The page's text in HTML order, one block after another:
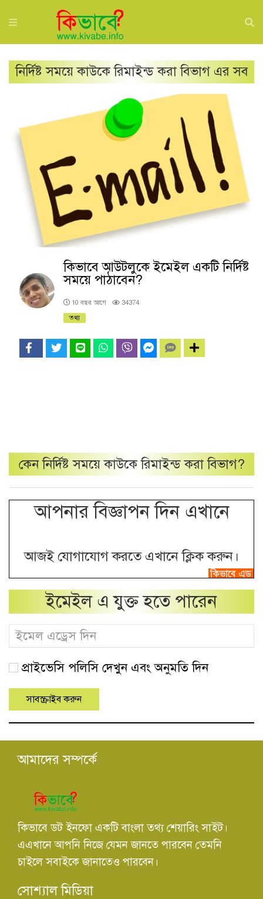
নির্দিষ্ট সময়ে কাউকে রিমাইন্ড করাবিভাগ এর সব
কিভাবে আউটলুকে ইমেইল একটি নির্দিষ্ট
সময়ে পাঠাবেন?
10 বছর আগে
34374
তথ্য
কেননির্দিষ্ট সময়ে কাউকে রিমাইন্ড করাবিভাগ?
আপনার বিজ্ঞাপন দিন এখানে
আজই যোগাযোগ করতে এখানে ক্লিক করুন।
ইমেইল এ যুক্ত হতে পারেন
প্রাইভেসি পলিসি দেখুন এবং অনুমতি দিন
আমাদের সম্পর্কে
কিভাবে ডট ইনফো একটি বাংলা তথ্য শেয়ারিং সাইট।
এএখানে আপনি নিজে যেমন জানতে পারবেন তেমনি
চাইলে সবাইকে জানাতেও পারবেন।
সোশ্যাল মিডিয়া